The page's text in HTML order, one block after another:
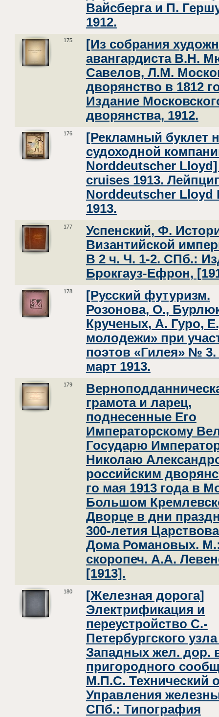
Вайсберга и П.
1912.
175
[Из собрания
авангардиста В.Н.
Савелов, Л.М.
дворянство в 1812
Издание
дворянства, 1912.
176
[Рекламный буклет
судоходной
Norddeutscher
cruises 1913.
Norddeutscher Lloyd
1913.
177
Успенский, Ф.
Византийской
В 2 ч. Ч. 1-2. СПб.:
Брокгауз-Ефрон,
178
[Русский футуризм.
Розонова, О.,
Крученых, А. Гуро,
молодежи» при
поэтов «Гилея» №
март 1913.
179
грамота и ларец,
поднесенные Его
Императорскому
Государю
Николаю
российским
го мая 1913 года в
Большом
Дворце в дни
300-летия
Дома Романовых.
скоропеч. А.А.
[1913].
180
[Железная дорога]
Электрификация и
переустройство С.-
Петербургского
Западных жел. дор.
пригородного
М.П.С. Технический
Управления
СПб.: Типография